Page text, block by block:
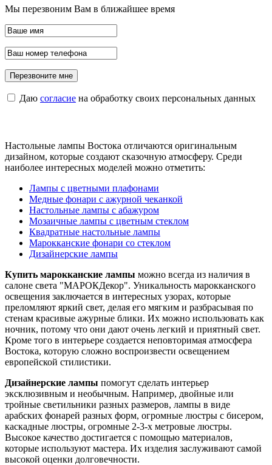
Мы перезвоним Вам в ближайшее время
Даю согласие на обработку своих персональных данных
Настольные лампы Востока отличаются оригинальным
дизайном, которые создают сказочную атмосферу. Среди
наиболее интересных моделей можно отметить:
Лампы с цветными плафонами
Медные фонари с ажурной чеканкой
Настольные лампы с абажуром
Мозаичные лампы с цветным стеклом
Квадратные настольные лампы
Марокканские фонари со стеклом
Дизайнерские лампы
Купить марокканские лампы можно всегда из наличия в
салоне света "МАРОКДекор". Уникальность марокканского
освещения заключается в интересных узорах, которые
преломляют яркий свет, делая его мягким и разбрасывая по
стенам красивые ажурные блики. Их можно использовать как
ночник, потому что они дают очень легкий и приятный свет.
Кроме того в интерьере создается неповторимая атмосфера
Востока, которую сложно воспроизвести освещением
европейской стилистики.
Дизайнерские лампы помогут сделать интерьер
эксклюзивным и необычным. Например, двойные или
тройные светильники разных размеров, лампы в виде
арабских фонарей разных форм, огромные люстры с бисером,
каскадные люстры, огромные 2-3-х метровые люстры.
Высокое качество достигается с помощью материалов,
которые используют мастера. Их изделия заслуживают самой
высокой оценки долговечности.